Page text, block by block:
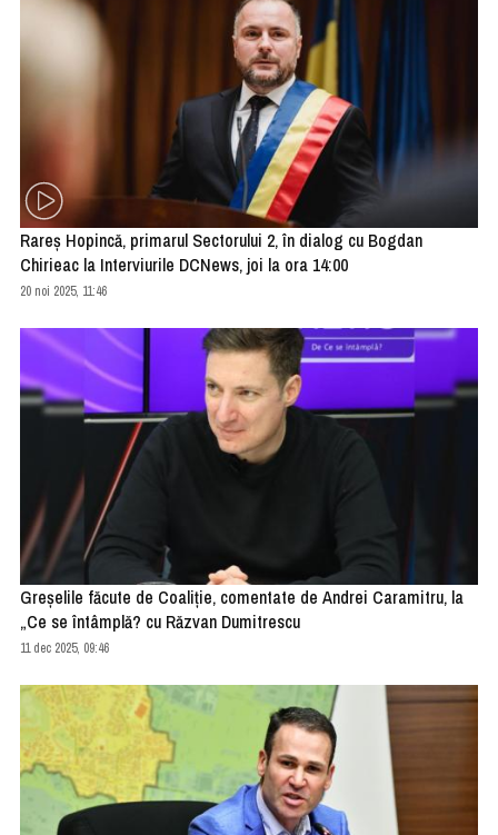
Rareș Hopincă, primarul Sectorului 2, în dialog cu Bogdan
Chirieac la Interviurile DCNews, joi la ora 14:00
20 noi 2025, 11:46
Greșelile făcute de Coaliție, comentate de Andrei Caramitru, la
„Ce se întâmplă? cu Răzvan Dumitrescu
11 dec 2025, 09:46